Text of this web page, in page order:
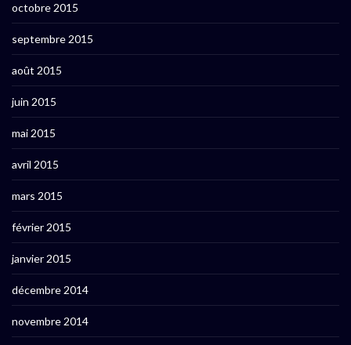
octobre 2015
septembre 2015
août 2015
juin 2015
mai 2015
avril 2015
mars 2015
février 2015
janvier 2015
décembre 2014
novembre 2014